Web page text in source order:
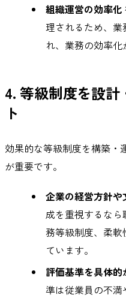
組織運営の効率化
理されるため、
れ、業務の効率化
4. 等級制度を設
ト
効果的な等級制度を構築・
が重要です。
企業の経営方針
成を重視するな
務等級制度、柔
ています。
評価基準を具体
準は従業員の不満